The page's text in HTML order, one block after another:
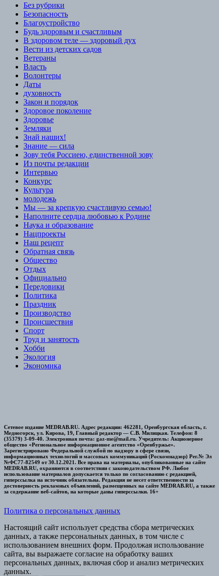
Без рубрики
Безопасность
Благоустройство
Будь здоровым и счастливым
В здоровом теле — здоровый дух
Вести из детских садов
Ветераны
Власть
Волонтеры
Даты
духовность
Закон и порядок
Здоровое поколение
Здоровье
Земляки
Знай наших!
Знание — сила
Зову тебя Россиею, единственной зову
Из почты редакции
Интервью
Конкурс
Культура
молодежь
Мы — за крепкую счастливую семью!
Наполните сердца любовью к Родине
Наука и образование
Нацпроекты
Наш рецепт
Обратная связь
Общество
Отдых
Официально
Передовики
Политика
Праздник
Производство
Происшествия
Спорт
Труд и занятость
Хобби
Экология
Экономика
Сетевое издание MEDRAB.RU. Адрес редакции: 462281, Оренбургская область, г.
Медногорск, ул. Кирова, 19, Главный редактор — С.В. Милицкая. Телефон: 8
(35379) 3-09-40. Электронная почта: gaz-me@mail.ru. Учредитель: Акционерное
общество «Региональное информационное агентство «Оренбуржье».
Зарегистрировано Федеральной службой по надзору в сфере связи,
информационных технологий и массовых коммуникаций (Роскомнадзор) Рег.№ Эл
№ФС77-82549 от 30.12.2021. Все права на материалы, опубликованные на сайте
MEDRAB.RU, охраняются в соответствии с законодательством РФ. Любое
использование материалов допускается только по согласованию с редакцией,
гиперссылка на источник обязательна. Редакция не несет ответственности за
достоверность рекламных объявлений, размещенных на сайте MEDRAB.RU, а также
за содержание веб-сайтов, на которые даны гиперссылки. 16+
Политика о персональных данных
Настоящий сайт использует средства сбора метрических
данных, а также персональных данных, в том числе с
использованием внешних форм. Продолжая использование
сайта, вы выражаете согласие на обработку ваших
персональных данных, включая сбор и анализ метрических
данных.